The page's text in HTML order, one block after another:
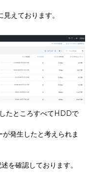
えております。
たところすべてHDDで
発生したと考えられま
を確認しております。